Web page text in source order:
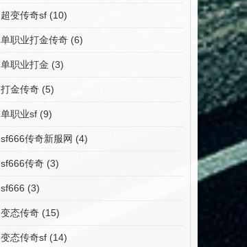
超变传奇sf (10)
单职业打金传奇 (6)
单职业打金 (3)
打金传奇 (5)
单职业sf (9)
sf666传奇新服网 (4)
sf666传奇 (3)
sf666 (3)
变态传奇 (15)
变态传奇sf (14)